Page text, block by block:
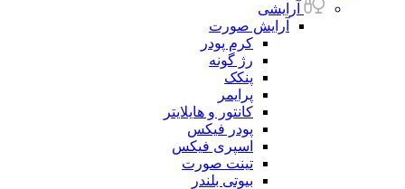
آرایشی
آرایش صورت
کرم پودر
رژ گونه
پنکک
پرایمر
کانتور و هایلایتر
پودر فیکس
اسپری فیکس
تینت صورت
بیوتی بلندر